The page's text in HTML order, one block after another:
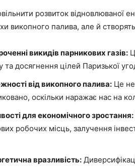
розвиток відновлюваної
викопного палива, але й створять
викидів парникових газів:
та досягнення цілей Паризької
від викопного палива: Це
оскільки наражає нас на
для економічного зростання:
робочих місць, залучення
вразливість: